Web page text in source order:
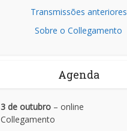
Transmissões anteriores
Sobre o Collegamento
Agenda
3 de outubro – online
Collegamento